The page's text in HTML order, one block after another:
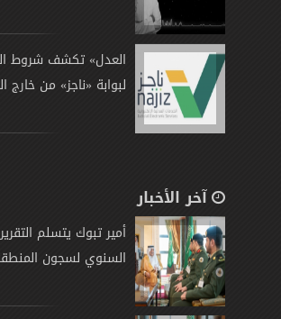
العدل» تكشف شروط
لبوابة «ناجز» من خارج
آخر الأخبار
أمير تبوك يتسلم التقرير
السنوي لسجون